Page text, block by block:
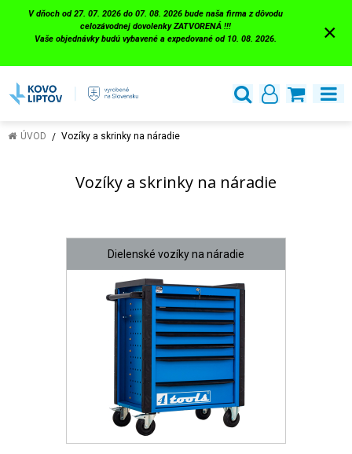
V dňoch od 27. 07. 2026 do 07. 08. 2026 bude naša firma z dôvodu
celozávodnej dovolenky ZATVORENÁ !!!
Vaše objednávky budú vybavené a expedované od 10. 08. 2026.
×
ÚVOD Vozíky a skrinky na náradie
Vozíky a skrinky na náradie
Dielenské vozíky na náradie